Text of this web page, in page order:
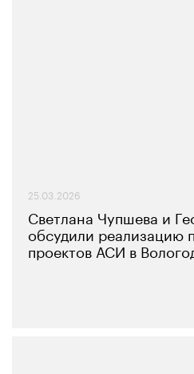
25.03.2026
Светлана Чупшева и
обсудили реализацию
проектов АСИ в